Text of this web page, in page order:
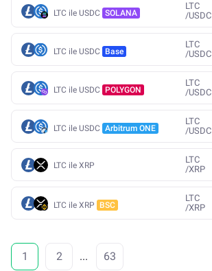
LTC ile USDC SOLANA
LTC
/USDC
LTC ile USDC Base
LTC
/USDC
LTC ile USDC POLYGON
LTC
/USDC
LTC ile USDC Arbitrum ONE
LTC
/USDC
LTC ile XRP
LTC
/XRP
LTC ile XRP BSC
LTC
/XRP
1 2 ... 63